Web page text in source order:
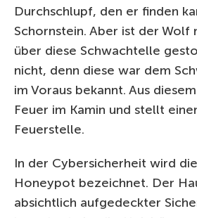
Durchschlupf, den er finden
Schornstein. Aber ist der Wolf
über diese Schwachtelle
nicht, denn diese war dem
im Voraus bekannt. Aus
Feuer im Kamin und stellt
Feuerstelle.
In der Cybersicherheit wird
Honeypot bezeichnet. Der
absichtlich aufgedeckter